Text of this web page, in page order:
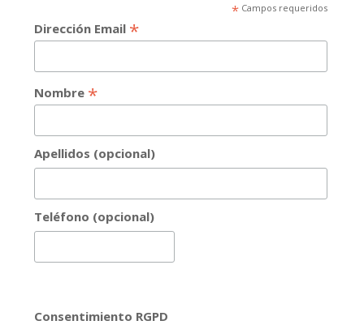
*Campos requeridos
Dirección Email *
Nombre *
Apellidos (opcional)
Teléfono (opcional)
Consentimiento RGPD